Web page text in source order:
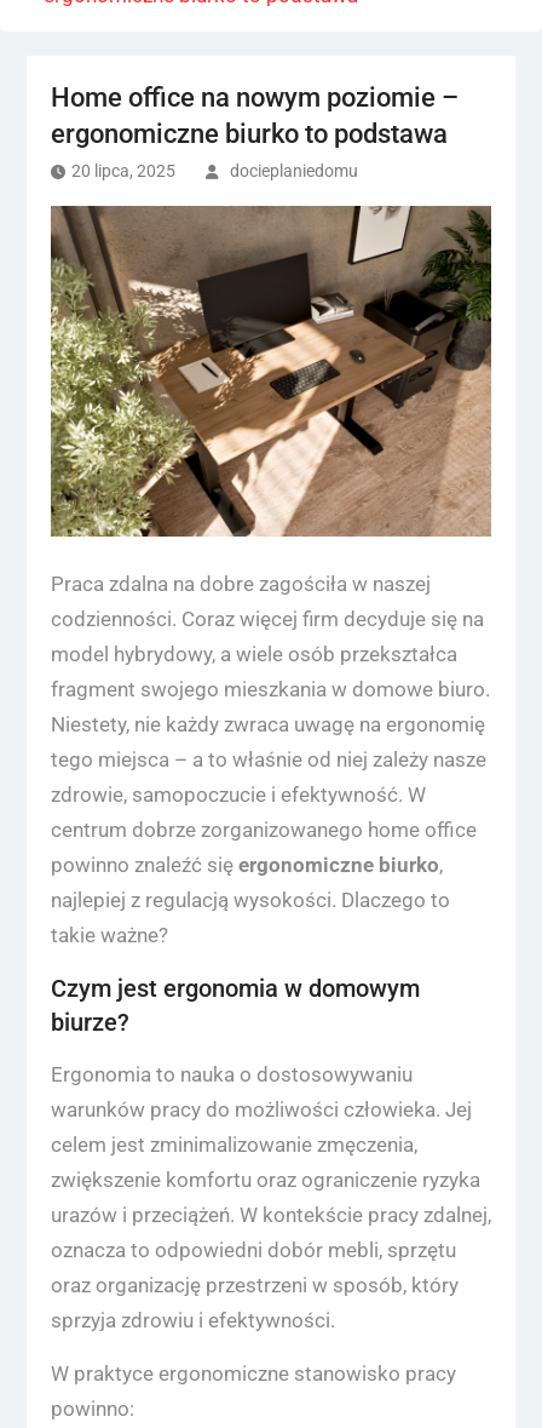
Home office na nowym poziomie –
ergonomiczne biurko to podstawa
20 lipca, 2025 docieplaniedomu
Praca zdalna na dobre zagościła w naszej
codzienności. Coraz więcej firm decyduje się na
model hybrydowy, a wiele osób przekształca
fragment swojego mieszkania w domowe biuro.
Niestety, nie każdy zwraca uwagę na ergonomię
tego miejsca – a to właśnie od niej zależy nasze
zdrowie, samopoczucie i efektywność. W
centrum dobrze zorganizowanego home office
powinno znaleźć się ergonomiczne biurko,
najlepiej z regulacją wysokości. Dlaczego to
takie ważne?
Czym jest ergonomia w domowym
biurze?
Ergonomia to nauka o dostosowywaniu
warunków pracy do możliwości człowieka. Jej
celem jest zminimalizowanie zmęczenia,
zwiększenie komfortu oraz ograniczenie ryzyka
urazów i przeciążeń. W kontekście pracy zdalnej,
oznacza to odpowiedni dobór mebli, sprzętu
oraz organizację przestrzeni w sposób, który
sprzyja zdrowiu i efektywności.
W praktyce ergonomiczne stanowisko pracy
powinno: